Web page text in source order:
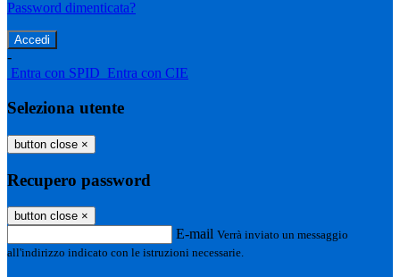
Password dimenticata?
-
Entra con SPID Entra con CIE
Seleziona utente
button close ×
Recupero password
button close ×
E-mail Verrà inviato un messaggio
all'indirizzo indicato con le istruzioni necessarie.